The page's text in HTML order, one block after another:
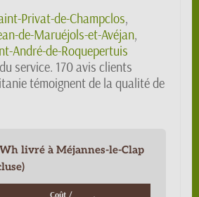
Privat-de-Champclos,
de-Maruéjols-et-Avéjan,
André-de-Roquepertuis
service. 170 avis clients
témoignent de la qualité de
livré à Méjannes-le-Clap
Coût /